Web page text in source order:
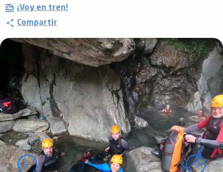
¡Voy en tren!
Compartir